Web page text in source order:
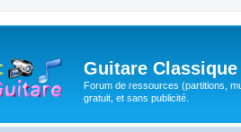
Guitare Classique
Forum de ressources (partitions,
gratuit, et sans publicité.